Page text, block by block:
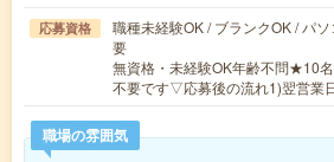
応募資格
職種未経験OK / ブランクOK / パ
要
無資格・未経験OK年齢不問★10
不要です▽応募後の流れ1)翌営業
職場の雰囲気